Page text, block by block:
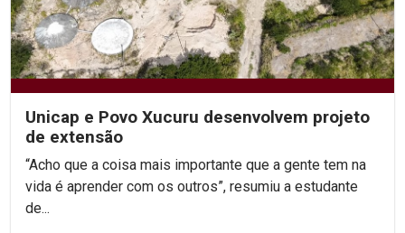
Unicap e Povo Xucuru desenvolvem projeto
de extensão
“Acho que a coisa mais importante que a gente tem na
vida é aprender com os outros”, resumiu a estudante
de...